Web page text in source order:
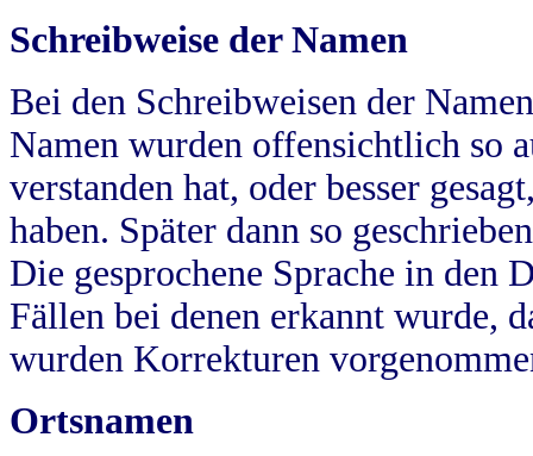
Schreibweise der Namen
Bei den Schreibweisen der
Namen wurden offensichtlich so
verstanden hat, oder besser
haben. Später dann so
Die gesprochene Sprache in
Fällen bei denen erkannt wurde,
wurden Korrekturen
Ortsnamen